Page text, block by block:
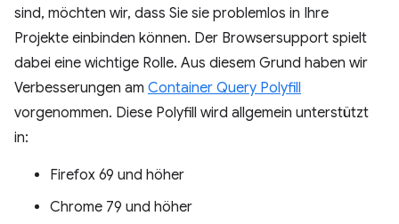
sind, möchten wir, dass Sie sie problemlos in Ihre
Projekte einbinden können. Der Browsersupport spielt
dabei eine wichtige Rolle. Aus diesem Grund haben wir
Verbesserungen am Container Query Polyfill
vorgenommen. Diese Polyfill wird allgemein unterstützt
in:
Firefox 69 und höher
Chrome 79 und höher